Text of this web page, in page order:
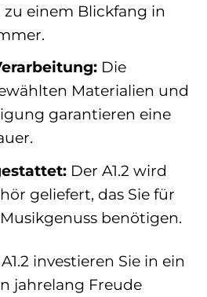
zu einem Blickfang in
Die
Materialien und
garantieren eine
Der A1.2 wird
geliefert, das Sie für
benötigen.
investieren Sie in ein
jahrelang Freude